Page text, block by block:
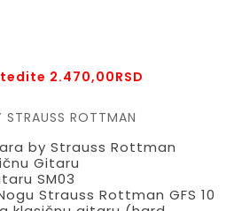
2.470,00RSD
ROTTMAN
by Strauss Rottman
Gitaru
SM03
Strauss Rottman GFS 10